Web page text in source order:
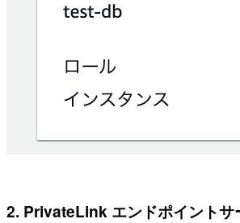
2. PrivateLink エンドポイントサ